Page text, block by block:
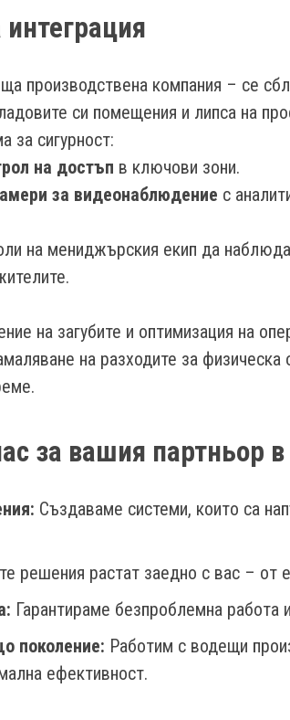
производствена компания – се
си помещения и липса на
за сигурност:
на достъп в ключови зони.
за видеонаблюдение с
на мениджърския екип да
на загубите и оптимизация на
на разходите за
за вашия партньор в
Създаваме системи, които са
решения растат заедно с вас –
Гарантираме безпроблемна работа
поколение: Работим с водещи
ефективност.